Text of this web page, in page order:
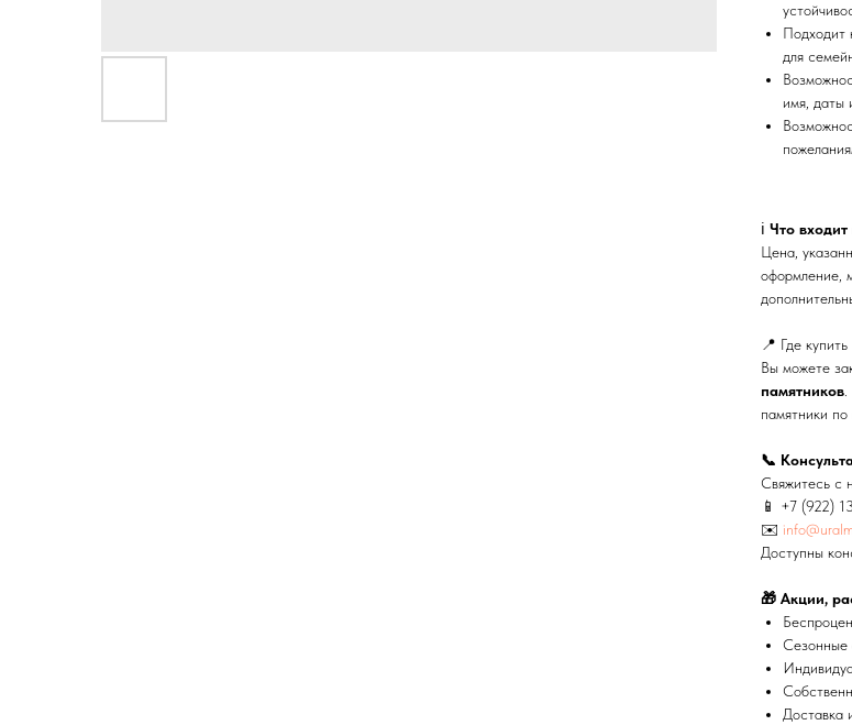
Подходит
для
имя, даты
ℹ️ Что входит
Цена,
оформление,
📍 Где
Вы можете
памятников
памятники
📞
Свяжитесь с
📱 +7 (922)
✉️
Доступны
🎁 Акции,
Сезонные
Доставка